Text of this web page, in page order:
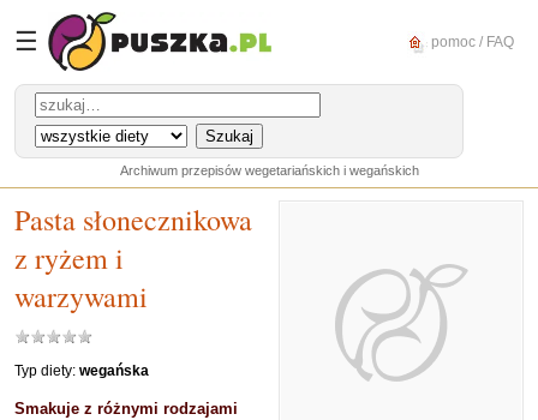
☰ pomoc / FAQ
Archiwum przepisów wegetariańskich i wegańskich
Pasta słonecznikowa
z ryżem i
warzywami
Typ diety: wegańska
Smakuje z różnymi rodzajami